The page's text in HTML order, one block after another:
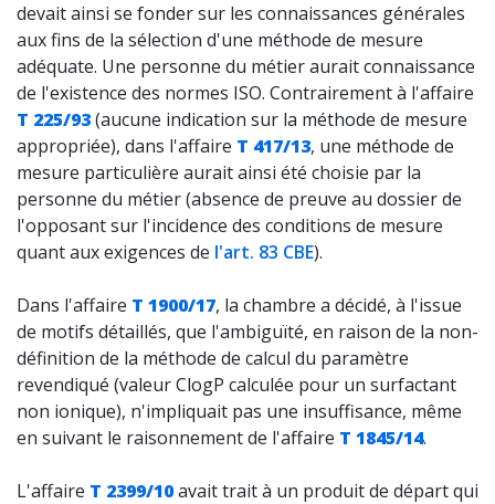
devait ainsi se fonder sur les connaissances générales
aux fins de la sélection d'une méthode de mesure
adéquate. Une personne du métier aurait connaissance
de l'existence des normes ISO. Contrairement à l'affaire
T 225/93(aucune indication sur la méthode de mesure
appropriée), dans l'affaire T 417/13, une méthode de
mesure particulière aurait ainsi été choisie par la
personne du métier (absence de preuve au dossier de
l'opposant sur l'incidence des conditions de mesure
quant aux exigences de l'art. 83 CBE).
Dans l'affaire T 1900/17, la chambre a décidé, à l'issue
de motifs détaillés, que l'ambiguïté, en raison de la non-
définition de la méthode de calcul du paramètre
revendiqué (valeur ClogP calculée pour un surfactant
non ionique), n'impliquait pas une insuffisance, même
en suivant le raisonnement de l'affaire T 1845/14.
L'affaire T 2399/10avait trait à un produit de départ qui